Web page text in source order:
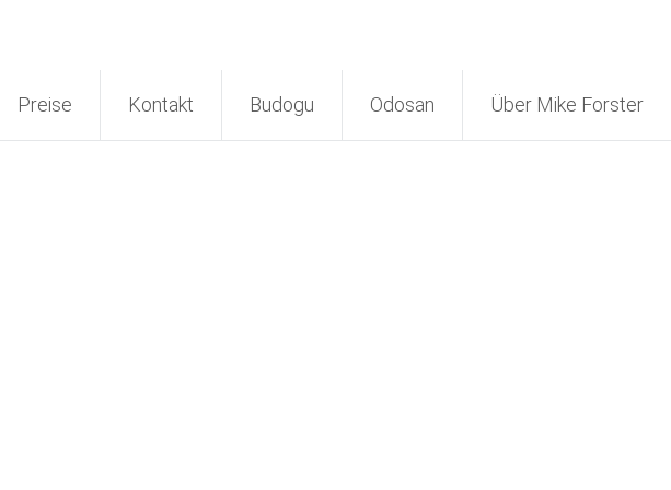
Preise Kontakt Budogu Odosan Über Mike Forster